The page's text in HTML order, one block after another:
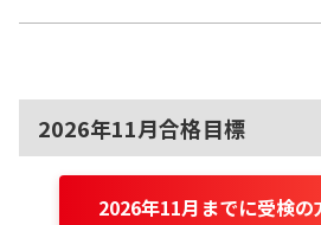
2026年11月合格目標
2026年11月までに受検の